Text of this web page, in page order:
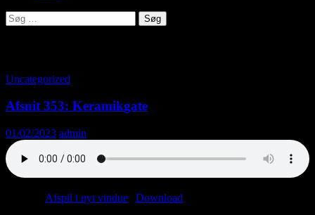
Søg
efter:
Uncategorized
Afsnit 353: Keramikgate
01/02/2023 admin
Afspil i nyt vindue Download